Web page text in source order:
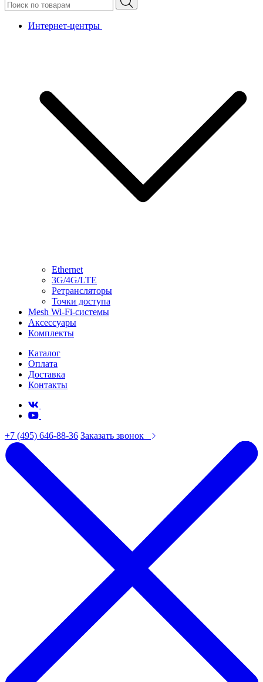
Интернет-центры
Ethernet
3G/4G/LTE
Ретрансляторы
Точки доступа
Mesh Wi-Fi-системы
Аксессуары
Комплекты
Каталог
Оплата
Доставка
Контакты
+7 (495) 646-88-36 Заказать звонок